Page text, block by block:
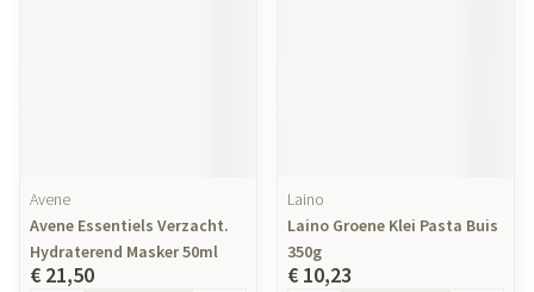
Avene
Avene Essentiels Verzacht.
Hydraterend Masker 50ml
€ 21,50
Laino
Laino Groene Klei Pasta Buis
350g
€ 10,23